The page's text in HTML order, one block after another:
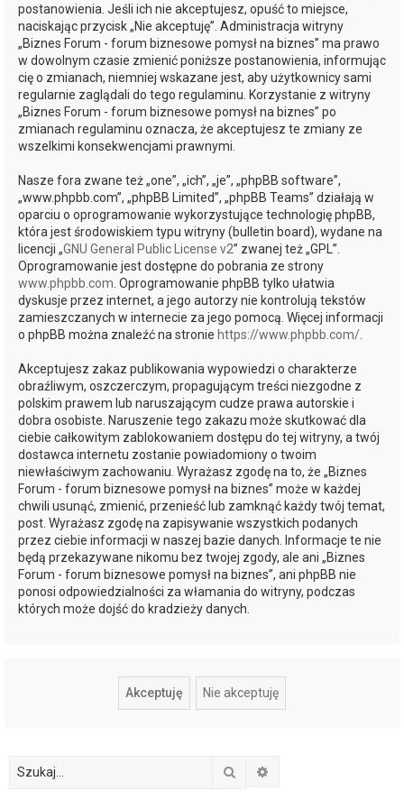
postanowienia. Jeśli ich nie akceptujesz, opuść to miejsce,
naciskając przycisk „Nie akceptuję”. Administracja witryny
„Biznes Forum - forum biznesowe pomysł na biznes” ma prawo
w dowolnym czasie zmienić poniższe postanowienia, informując
cię o zmianach, niemniej wskazane jest, aby użytkownicy sami
regularnie zaglądali do tego regulaminu. Korzystanie z witryny
„Biznes Forum - forum biznesowe pomysł na biznes” po
zmianach regulaminu oznacza, że akceptujesz te zmiany ze
wszelkimi konsekwencjami prawnymi.
Nasze fora zwane też „one”, „ich”, „je”, „phpBB software”,
„www.phpbb.com”, „phpBB Limited”, „phpBB Teams” działają w
oparciu o oprogramowanie wykorzystujące technologię phpBB,
która jest środowiskiem typu witryny (bulletin board), wydane na
licencji „GNU General Public License v2” zwanej też „GPL”.
Oprogramowanie jest dostępne do pobrania ze strony
www.phpbb.com . Oprogramowanie phpBB tylko ułatwia
dyskusje przez internet, a jego autorzy nie kontrolują tekstów
zamieszczanych w internecie za jego pomocą. Więcej informacji
o phpBB można znaleźć na stronie https://www.phpbb.com/
Akceptujesz zakaz publikowania wypowiedzi o charakterze
obraźliwym, oszczerczym, propagującym treści niezgodne z
polskim prawem lub naruszającym cudze prawa autorskie i
dobra osobiste. Naruszenie tego zakazu może skutkować dla
ciebie całkowitym zablokowaniem dostępu do tej witryny, a twój
dostawca internetu zostanie powiadomiony o twoim
niewłaściwym zachowaniu. Wyrażasz zgodę na to, że „Biznes
Forum - forum biznesowe pomysł na biznes” może w każdej
chwili usunąć, zmienić, przenieść lub zamknąć każdy twój temat,
post. Wyrażasz zgodę na zapisywanie wszystkich podanych
przez ciebie informacji w naszej bazie danych. Informacje te nie
będą przekazywane nikomu bez twojej zgody, ale ani „Biznes
Forum - forum biznesowe pomysł na biznes”, ani phpBB nie
ponosi odpowiedzialności za włamania do witryny, podczas
których może dojść do kradzieży danych.
Szukaj